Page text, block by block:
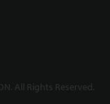
All Rights Reserved.